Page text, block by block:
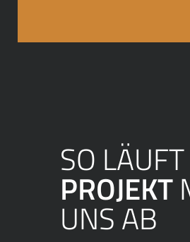
SO LÄUFT
PROJEKT
UNS AB